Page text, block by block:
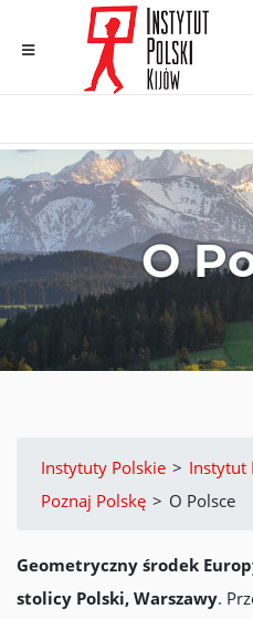
O
Instytuty Polskie > Instytut
Poznaj Polskę > O Polsce
Geometryczny środek
stolicy Polski, Warszawy.